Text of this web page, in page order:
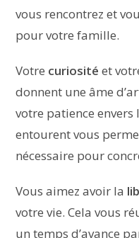
vous rencontrez et
pour votre famille.
Votre curiosité et
donnent une âme
votre patience envers
entourent vous
nécessaire pour
Vous aimez avoir la
votre vie. Cela vous
un temps d’avance